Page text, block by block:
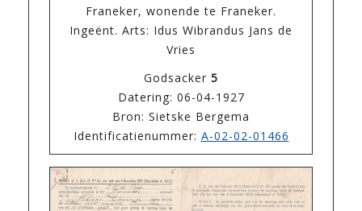
Franeker, wonende te Franeker.
Ingeënt. Arts: Idus Wibrandus Jans de
Vries
Godsacker 5
Datering: 06-04-1927
Bron: Sietske Bergema
Identificatienummer: A-02-02-01466